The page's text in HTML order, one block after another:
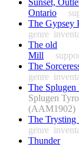
Sunset,
Ontario
The Gypsey
genre
The old
Mill
The
genre
The Splugen
Splugen
(AAM1902)
The Trysting
genre
Thunder